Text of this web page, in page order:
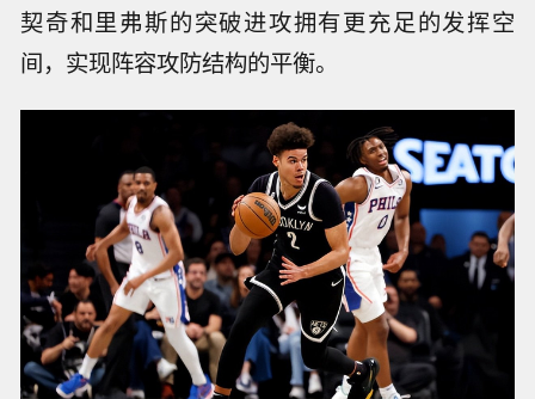
契奇和里弗斯的突破进攻拥有更充足的发挥空
间，实现阵容攻防结构的平衡。